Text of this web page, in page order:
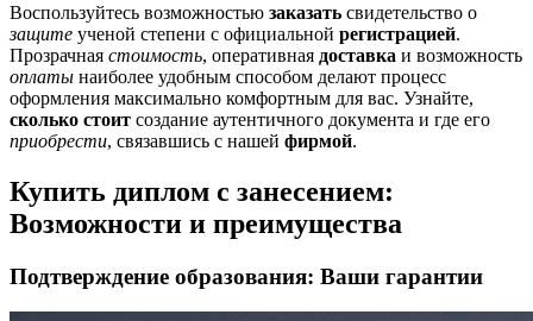
Воспользуйтесь возможностью заказать свидетельство о
защите ученой степени с официальной регистрацией.
Прозрачная стоимость, оперативная доставка и возможность
оплаты наиболее удобным способом делают процесс
оформления максимально комфортным для вас. Узнайте,
сколько стоит создание аутентичного документа и где его
приобрести, связавшись с нашей фирмой.
Купить диплом с занесением:
Возможности и преимущества
Подтверждение образования: Ваши гарантии